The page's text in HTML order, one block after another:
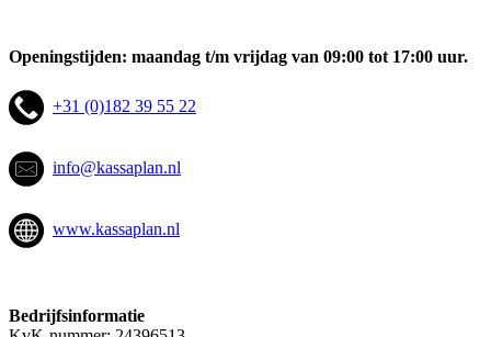
Openingstijden: maandag t/m vrijdag van 09:00 tot 17:00 uur.
+31 (0)182 39 55 22
info@kassaplan.nl
www.kassaplan.nl
Bedrijfsinformatie